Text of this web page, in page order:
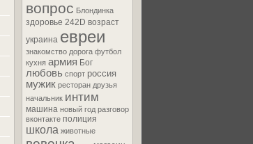
вопрос Блондинка
здоровье 242D возраст
украина евреи
знакомство дорога футбол
кухня армия Бог
любовь спорт россия
мужик ресторан друзья
начальник интим
машина новый год разговор
вконтакте полиция
школа животные